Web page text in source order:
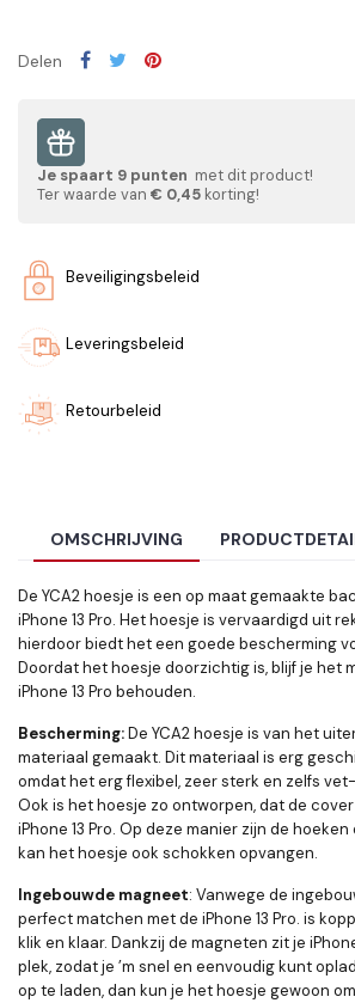
Delen
Je spaart 9 punten met dit product!
Ter waarde van € 0,45 korting!
Beveiligingsbeleid
Leveringsbeleid
Retourbeleid
OMSCHRIJVING
De YCA2 hoesje is een op maat gemaakte
iPhone 13 Pro. Het hoesje is vervaardigd uit
hierdoor biedt het een goede bescherming
Doordat het hoesje doorzichtig is, blijf je het
iPhone 13 Pro behouden.
Bescherming:De YCA2hoesje is van het
materiaal gemaakt. Dit materiaal is erg
omdat het erg flexibel, zeer sterk en zelfs
Ook is het hoesje zo ontworpen, dat de
iPhone 13 Pro. Op deze manier zijn de
kan het hoesje ook schokken opvangen.
Ingebouwde magneet: Vanwege de
perfect matchen met de iPhone 13 Pro. is
klik en klaar. Dankzij de magneten zit je
plek, zodat je ’m snel en eenvoudig kunt
op te laden, dan kun je het hoesje gewoon